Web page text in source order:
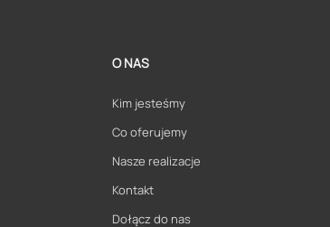
O NAS
Kim jesteśmy
Co oferujemy
Nasze realizacje
Kontakt
Dołącz do nas